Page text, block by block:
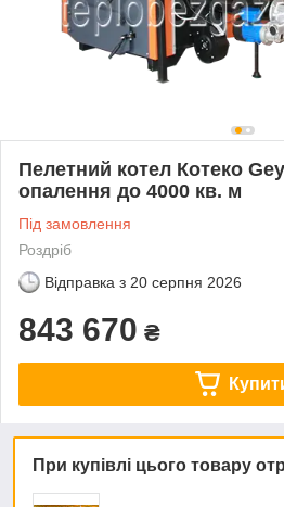
Пелетний котел Котеко
опалення до 4000 кв. м
Під замовлення
Роздріб
Відправка з 20 серпня 2026
843 670 ₴
При купівлі цього товару